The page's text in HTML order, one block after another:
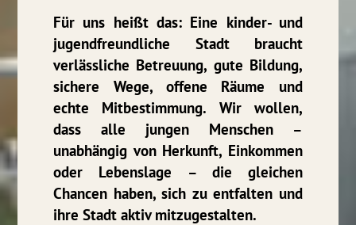
Für uns heißt das: Eine kinder- und
jugendfreundliche Stadt braucht
verlässliche Betreuung, gute Bildung,
sichere Wege, offene Räume und
echte Mitbestimmung. Wir wollen,
dass alle jungen Menschen –
unabhängig von Herkunft, Einkommen
oder Lebenslage – die gleichen
Chancen haben, sich zu entfalten und
ihre Stadt aktiv mitzugestalten.